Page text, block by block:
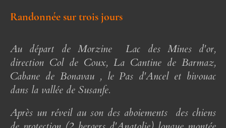
Randonnée sur trois jours
Au départ de Morzine Lac des Mines d'or,
direction Col de Coux, La Cantine de Barmaz,
Cabane de Bonavau , le Pas d'Ancel et bivouac
dans la vallée de Susanfe.
Après un réveil au son des aboiements des chiens